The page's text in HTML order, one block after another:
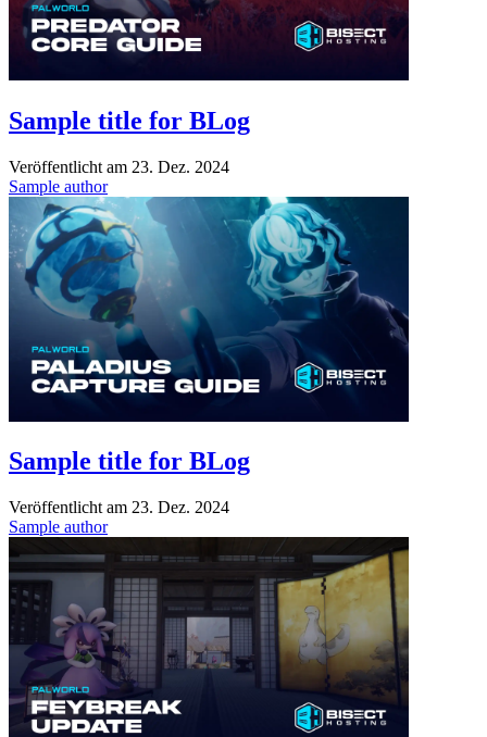
Sample title for BLog
Veröffentlicht am 23. Dez. 2024
Sample author
Sample title for BLog
Veröffentlicht am 23. Dez. 2024
Sample author